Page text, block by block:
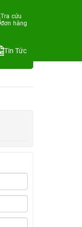
Tra cứu
đơn hàng
Tin Tức